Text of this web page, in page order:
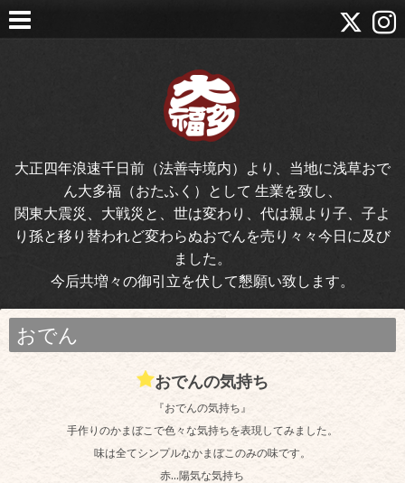
大正四年浪速千日前（法善寺境内）より、当地に浅草おで
ん大多福（おたふく）として 生業を致し、
関東大震災、大戦災と、世は変わり、代は親より子、子よ
り孫と移り替われど変わらぬおでんを売り々々今日に及び
ました。
今后共増々の御引立を伏して懇願い致します。
おでん
おでんの気持ち
『おでんの気持ち』
手作りのかまぼこで色々な気持ちを表現してみました。
味は全てシンプルなかまぼこのみの味です。
赤…陽気な気持ち